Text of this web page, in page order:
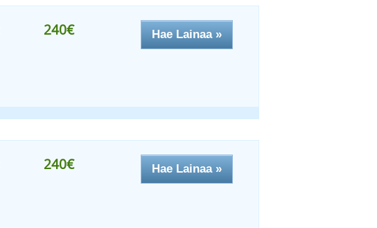
240€ Hae Lainaa »
240€ Hae Lainaa »